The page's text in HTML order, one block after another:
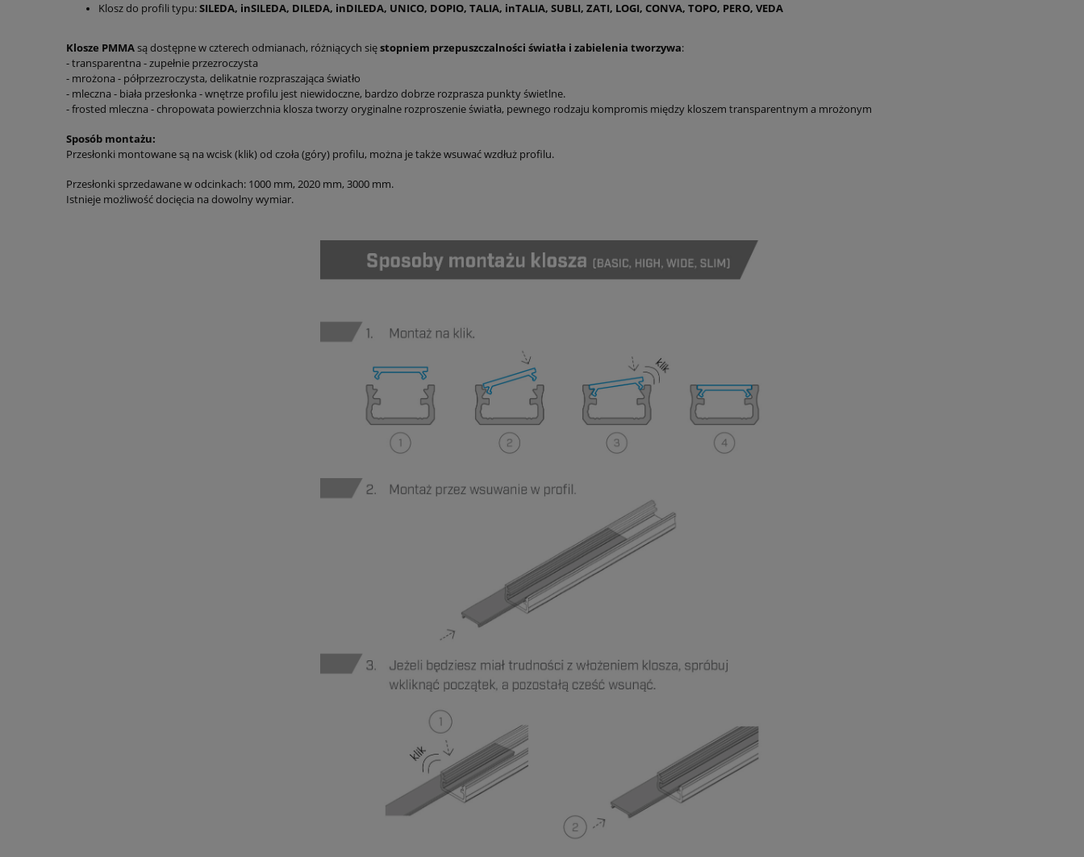
Klosz do profili typu:SILEDA, inSILEDA, DILEDA, inDILEDA, UNICO, DOPIO, TALIA, inTALIA, SUBLI, ZATI, LOGI, CONVA, TOPO, PERO, VEDA
Klosze PMMAsą dostępne w czterech odmianach, różniących sięstopniem przepuszczalności światła i zabielenia tworzywa:
- transparentna - zupełnie przezroczysta
- mrożona - półprzezroczysta, delikatnie rozpraszająca światło
- mleczna - biała przesłonka - wnętrze profilu jest niewidoczne, bardzo dobrze rozprasza punkty świetlne.
- frosted mleczna - chropowata powierzchnia klosza tworzy oryginalne rozproszenie światła, pewnego rodzaju kompromis między kloszem transparentnym a mrożonym
Sposób montażu:
Przesłonki montowane są na wcisk (klik) od czoła (góry) profilu, można je także wsuwać wzdłuż profilu.
Przesłonki sprzedawane w odcinkach: 1000 mm, 2020 mm, 3000 mm.
Istnieje możliwość docięcia na dowolny wymiar.